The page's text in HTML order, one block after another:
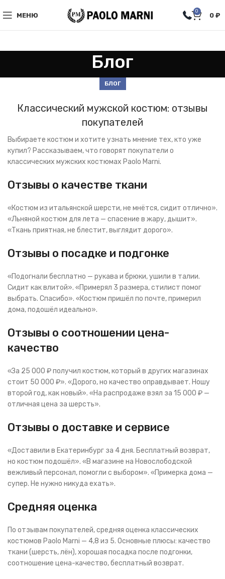
МЕНЮ
0
0 ₽
Блог
БЛОГ
Классический мужской костюм: отзывы
покупателей
Выбираете костюм и хотите узнать мнение тех, кто уже
купил? Рассказываем, что говорят покупатели о
классических мужских костюмах Paolo Marni.
Отзывы о качестве ткани
«Костюм из итальянской шерсти, не мнётся, сидит отлично».
«Льняной костюм для лета — спасение в жару, дышит».
«Ткань приятная, не блестит, выглядит дорого».
Отзывы о посадке и подгонке
«Подогнали бесплатно — рукава и брюки, ушили в талии.
Сидит как влитой». «Примерял 3 размера, стилист помог
выбрать. Спасибо». «Костюм пришёл по почте, примерил
дома, подошёл идеально».
Отзывы о соотношении цена-
качество
«За 25 000 ₽ получил костюм, который в других магазинах
стоит 50 000 ₽». «Дорого, но качество оправдывает. Ношу
второй год, как новый». «На распродаже взял за 15 000 ₽ —
отличная цена за шерсть».
Отзывы о доставке и сервисе
«Доставили в Екатеринбург за 4 дня. Бесплатный возврат,
но костюм подошёл». «В магазине на Новослободской
вежливый персонал, помогли с выбором». «Примерка дома —
супер. Не нужно никуда ехать».
Средняя оценка
По отзывам покупателей, средняя оценка классических
костюмов Paolo Marni — 4,8 из 5. Основные плюсы: качество
ткани (шерсть, лён), хорошая посадка после подгонки,
соотношение цена-качество, бесплатный возврат.